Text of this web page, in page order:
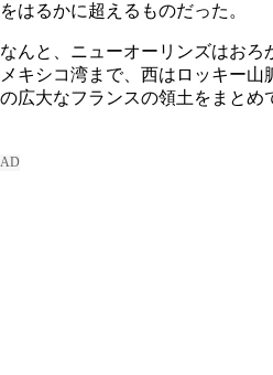
をはるかに超えるものだった。
なんと、ニューオーリンズはおろ
メキシコ湾まで、西はロッキー
の広大なフランスの領土をまとめ